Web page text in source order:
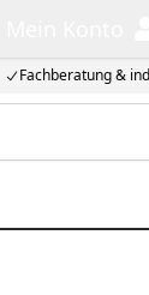
Fachberatung &